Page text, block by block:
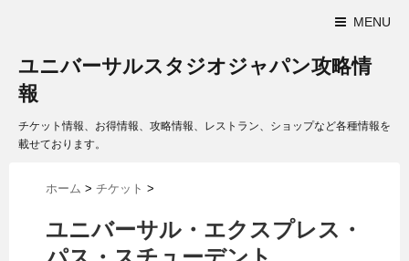
MENU
ユニバーサルスタジオジャパン攻略情
報
チケット情報、お得情報、攻略情報、レストラン、ショップなど各種情報を
載せております。
ホーム > チケット >
ユニバーサル・エクスプレス・